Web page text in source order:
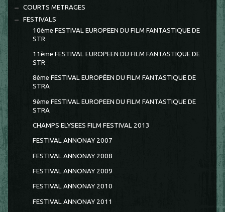
COURTS METRAGES
FESTIVALS
10ème FESTIVAL EUROPEEN DU FILM FANTASTIQUE DE
STR
11ème FESTIVAL EUROPEEN DU FILM FANTASTIQUE DE
STR
8ème FESTIVAL EUROPÉEN DU FILM FANTASTIQUE DE
STRA
9ème FESTIVAL EUROPEEN DU FILM FANTASTIQUE DE
STRA
CHAMPS ELYSEES FILM FESTIVAL 2013
FESTIVAL ANNONAY 2007
FESTIVAL ANNONAY 2008
FESTIVAL ANNONAY 2009
FESTIVAL ANNONAY 2010
FESTIVAL ANNONAY 2011